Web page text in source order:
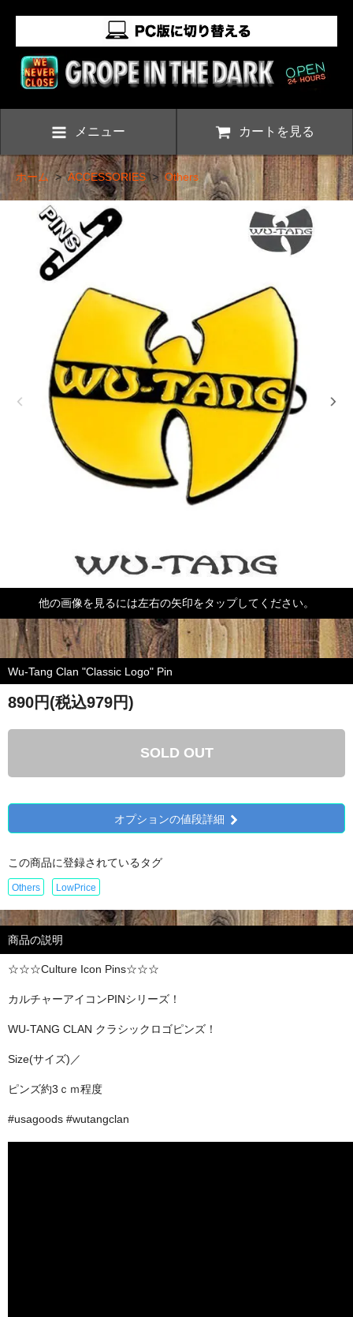
メニュー カートを見る
ホーム>ACCESSORIES>Others
他の画像を見るには左右の矢印をタップしてください。
Wu-Tang Clan "Classic Logo" Pin
890円(税込979円)
SOLD OUT
オプションの値段詳細
この商品に登録されているタグ
Others LowPrice
商品の説明
☆☆☆Culture Icon Pins☆☆☆
カルチャーアイコンPINシリーズ！
WU-TANG CLAN クラシックロゴピンズ！
Size(サイズ)／
ピンズ約3ｃｍ程度
#usagoods #wutangclan